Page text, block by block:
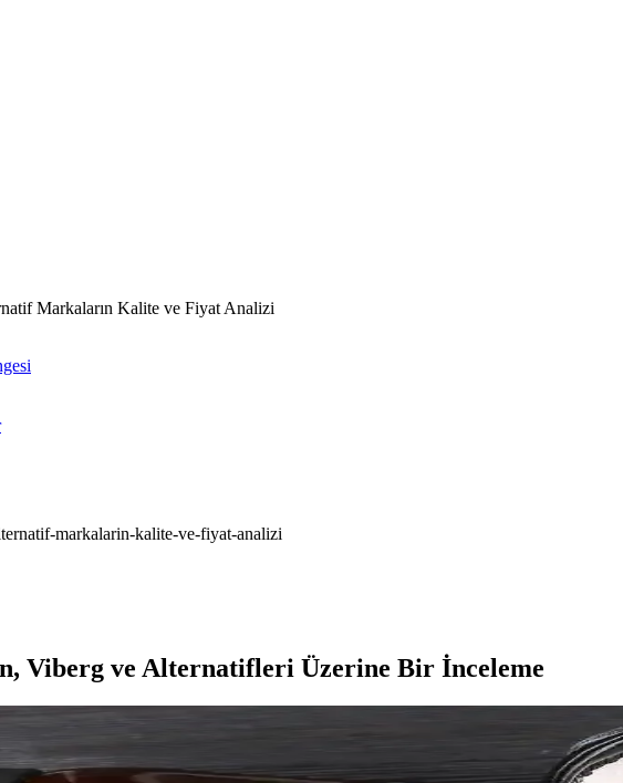
Markaların Kalite ve Fiyat Analizi
markalarin-kalite-ve-fiyat-analizi
Viberg ve Alternatifleri Üzerine Bir İnceleme